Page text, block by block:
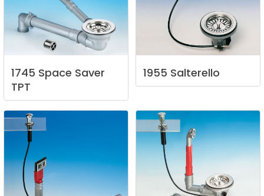
1745 Space Saver
TPT
1955 Salterello